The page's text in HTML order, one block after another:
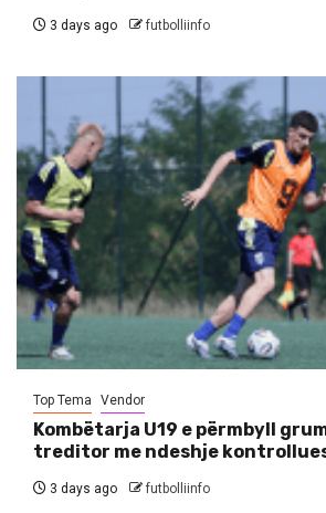
3 days ago futbolliinfo
Top Tema Vendor
Kombëtarja U19 e përmbyll
treditor me ndeshje
3 days ago futbolliinfo